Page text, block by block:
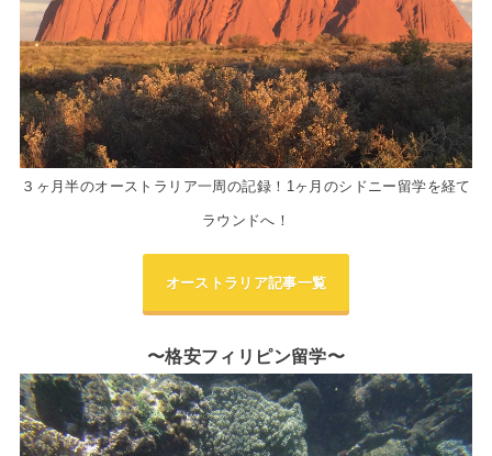
３ヶ月半のオーストラリア一周の記録！1ヶ月のシドニー留学を経て
ラウンドへ！
オーストラリア記事一覧
〜格安フィリピン留学〜